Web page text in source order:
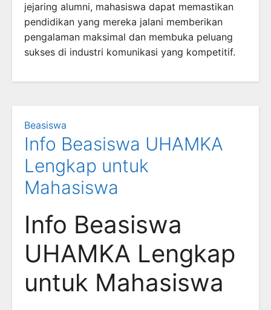
jejaring alumni, mahasiswa dapat memastikan
pendidikan yang mereka jalani memberikan
pengalaman maksimal dan membuka peluang
sukses di industri komunikasi yang kompetitif.
Beasiswa
Info Beasiswa UHAMKA
Lengkap untuk
Mahasiswa
Info Beasiswa
UHAMKA Lengkap
untuk Mahasiswa